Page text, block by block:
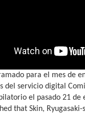
para el mes de
del servicio digital
el pasado 21
that Skin, Ryugasaki-